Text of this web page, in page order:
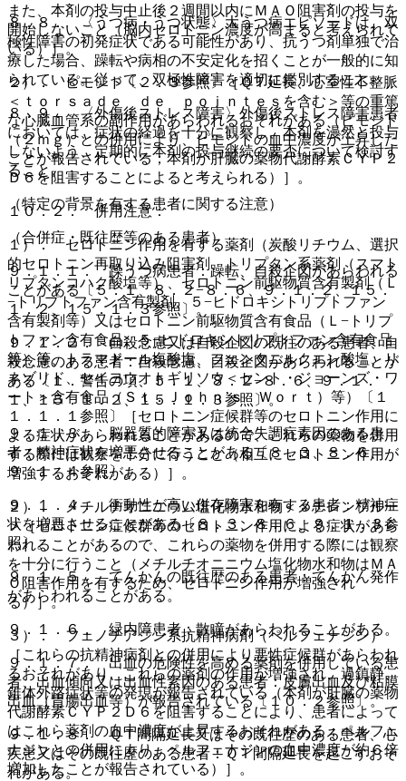
また、本剤の投与中止後２週間以内にＭＡＯ阻害剤の投与を
開始しないこと（脳内セロトニン濃度が高まると考えられて
いる）］。
２）． ピモジド〔２．３参照〕［ＱＴ延長、心室性不整脈
＜ｔｏｒｓａｄｅ ｄｅ ｐｏｉｎｔｅｓを含む＞等の重篤
な心臓血管系の副作用があらわれるおそれがある（ピモジド
（２ｍｇ）との併用により、ピモジドの血中濃度が上昇した
ことが報告されている；本剤が肝臓の薬物代謝酵素ＣＹＰ２
Ｄ６を阻害することによると考えられる）］。
１０．２． 併用注意：
１）． セロトニン作用を有する薬剤（炭酸リチウム、選択
的セロトニン再取り込み阻害剤、トリプタン系薬剤（スマト
リプタンコハク酸塩等）、セロトニン前駆物質含有製剤（Ｌ
−トリプトファン含有製剤、５−ヒドロキシトリプトファン
含有製剤等）又はセロトニン前駆物質含有食品（Ｌ−トリプ
トファン含有食品、５−ヒドロキシトリプトファン含有食品
等）等、トラマドール塩酸塩、フェンタニルクエン酸塩、リ
ネゾリド、セイヨウオトギリソウ＜セント・ジョーンズ・ワ
ート＞含有食品（Ｓｔ．Ｊｏｈｎ’ｓ Ｗｏｒｔ）等）〔１
１．１．１参照〕［セロトニン症候群等のセロトニン作用に
よる症状があらわれることがあるので、これらの薬物を併用
する際には観察を十分に行うこと（相互にセロトニン作用が
増強するおそれがある）］。
２）． メチルチオニニウム塩化物水和物＜メチレンブルー
＞［セロトニン症候群等のセロトニン作用による症状があら
われることがあるので、これらの薬物を併用する際には観察
を十分に行うこと（メチルチオニニウム塩化物水和物はＭＡ
Ｏ阻害作用を有するため、セロトニン作用が増強され
る）］。
３）． フェノチアジン系抗精神病剤（ペルフェナジン）
［これらの抗精神病剤との併用により悪性症候群があらわれ
るおそれがあり、これらの薬剤の作用が増強され、過鎮静、
錐体外路症状等の発現が報告されている（本剤が肝臓の薬物
代謝酵素ＣＹＰ２Ｄ６を阻害することにより、患者によって
はこれら薬剤の血中濃度が上昇するおそれがある；ペルフェ
ナジンとの併用により、ペルフェナジンの血中濃度が約６倍
増加したことが報告されている）］。
８．８． 〈うつ病・うつ状態〉大うつ病エピソードは、双
極性障害の初発症状である可能性があり、抗うつ剤単独で治
療した場合、躁転や病相の不安定化を招くことが一般的に知
られている。従って、双極性障害を適切に鑑別すること。
８．９． 〈外傷後ストレス障害〉外傷後ストレス障害患者
においては、症状の経過を十分に観察し、本剤を漫然と投与
しないよう、定期的に本剤の投与継続の要否について検討す
ること。
（特定の背景を有する患者に関する注意）
（合併症・既往歴等のある患者）
９．１．１． 躁うつ病患者：躁転、自殺企図があらわれる
ことがある〔５．１、８．２−８．６、９．１．２、１５．
１．２、１５．１．３参照〕。
９．１．２． 自殺念慮又は自殺企図の既往のある患者、自
殺念慮のある患者：自殺念慮、自殺企図があらわれることが
ある〔１．警告の項、５．１、８．２−８．６、９．１．
１、１５．１．２、１５．１．３参照〕。
９．１．３． 脳器質的障害又は統合失調症素因のある患
者：精神症状を増悪させることがある〔８．３、８．６、
９．１．４参照〕。
９．１．４． 衝動性が高い併存障害を有する患者：精神症
状を増悪させることがある〔８．３、８．６、９．１．３参
照〕。
９．１．５． てんかんの既往歴のある患者：てんかん発作
があらわれることがある。
９．１．６． 緑内障患者：散瞳があらわれることがある。
９．１．７． 出血の危険性を高める薬剤を併用している患
者、出血傾向又は出血性素因のある患者：皮膚出血及び粘膜
出血（胃腸出血等）が報告されている〔１０．２参照〕。
９．１．８． ＱＴ間隔延長又はその既往歴のある患者、心
疾患又はその既往歴のある患者：ＱＴ間隔延長を起こすおそ
れがある。